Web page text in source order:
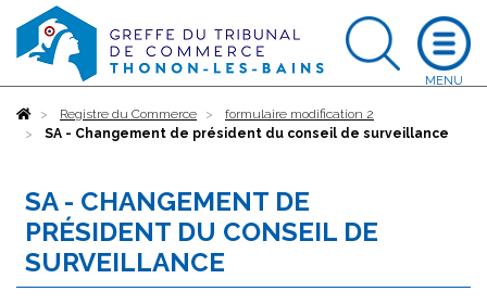
AccueilRegistre du Commerce
formulaire modification 2
SA - Changement de président du conseil de surveillance
SA - CHANGEMENT DE
PRÉSIDENT DU CONSEIL DE
SURVEILLANCE